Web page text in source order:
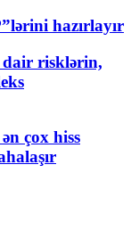
hazırlayır
dair risklərin,
çox hiss